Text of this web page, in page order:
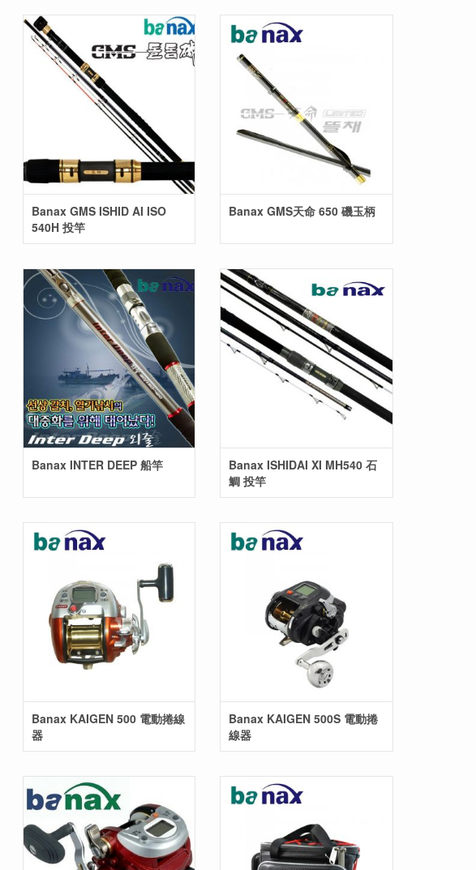
Banax GMS ISHID AI ISO
540H 投竿
Banax GMS天命 650 磯玉柄
Banax INTER DEEP 船竿
Banax ISHIDAI XI MH540 石
鯛 投竿
Banax KAIGEN 500 電動捲線
器
Banax KAIGEN 500S 電動捲
線器